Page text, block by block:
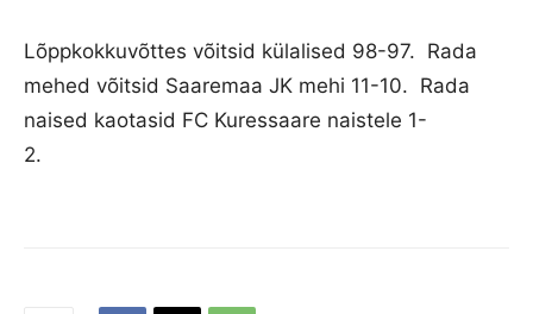
Lõppkokkuvõttes võitsid külalised 98-97. Rada
mehed võitsid Saaremaa JK mehi 11-10. Rada
naised kaotasid FC Kuressaare naistele 1-
2.